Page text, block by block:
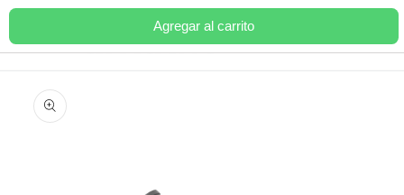
Ir
al contenido
Ir
a la
información
Agregar al carrito